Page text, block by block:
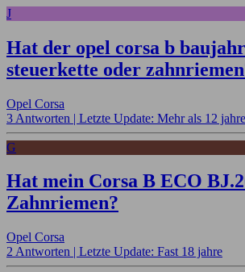
J
Hat der opel corsa b
steuerkette oder
Opel Corsa
3 Antworten | Letzte Update: Mehr als 12 jahre
G
Hat mein Corsa B ECO
Zahnriemen?
Opel Corsa
2 Antworten | Letzte Update: Fast 18 jahre